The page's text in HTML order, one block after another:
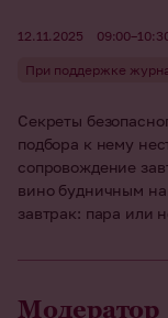
12.11.2025
При поддержке
Секреты
подбора к нему
сопровождение
вино будничным
завтрак: пара или
Модератор